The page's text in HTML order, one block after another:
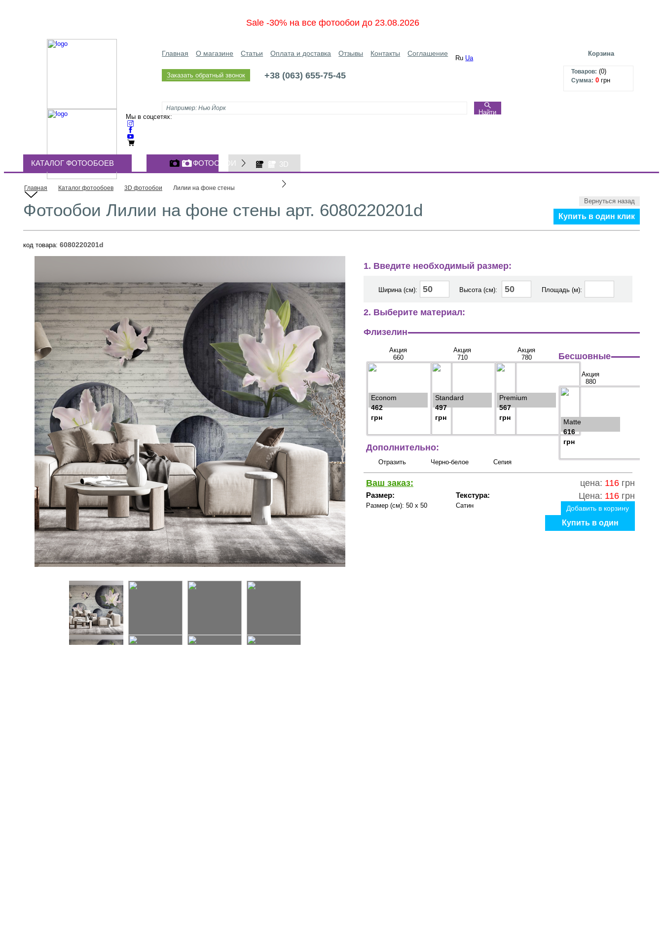
Sale -30% на все фотообои до 23.08.2026
Главная О магазине Статьи Оплата и доставка Отзывы Контакты Соглашение
Ru Ua
Заказать обратный звонок +38 (063) 655-75-45
Найти
Корзина
Товаров: (0)
Сумма: 0 грн
Мы в соцсетях:
ФОТООБОИ 3D
КАТАЛОГ ФОТООБОЕВ
Главная Каталог фотообоев 3D фотообои Лилии на фоне стены
Вернуться назад
Купить в один клик
Фотообои Лилии на фоне стены арт. 6080220201d
код товара: 6080220201d
1. Введите необходимый размер:
Ширина (см): Высота (см): Площадь (м):
2. Выберите материал:
Флизелин
Акция
660
Econom
462
грн
Акция
710
Standard
497
грн
Акция
780
Premium
567
грн
Бесшовные
Акция
880
Matte
616
грн
Дополнительно:
Отразить Черно-белое Сепия
Ваш заказ: цена: 116 грн
Размер:
Размер (см): 50 x 50
Текстура:
Сатин
Цена: 116 грн
Добавить в корзину
Купить в один